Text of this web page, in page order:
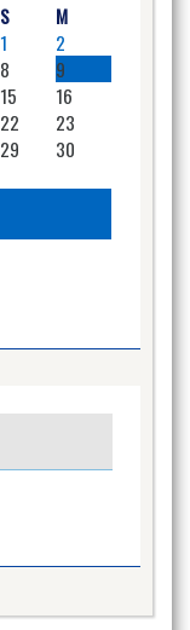
S
M
1
2
8
9
15
16
22
23
29
30